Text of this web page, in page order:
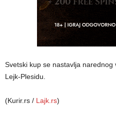
Svetski kup se nastavlja
Lejk-Plesidu.
(Kurir.rs / Lajk.rs)